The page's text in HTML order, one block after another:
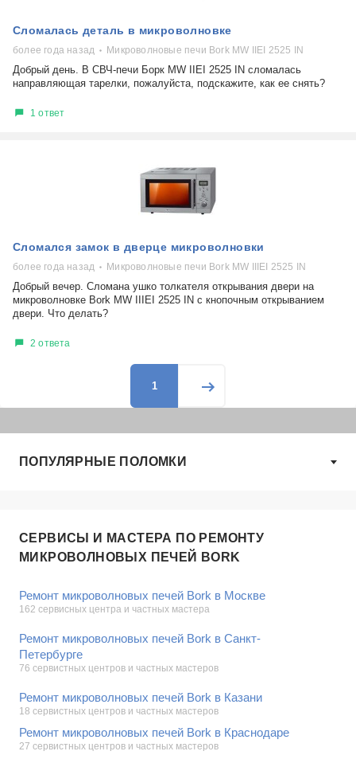
Сломалась деталь в микроволновке
более года назад Микроволновые печи Bork MW IIEI 2525 IN
Добрый день. В СВЧ-печи Борк MW IIEI 2525 IN сломалась
направляющая тарелки, пожалуйста, подскажите, как ее снять?
1 ответ
Сломался замок в дверце микроволновки
более года назад Микроволновые печи Bork MW IIIEI 2525 IN
Добрый вечер. Сломана ушко толкателя открывания двери на
микроволновке Bork MW IIIEI 2525 IN с кнопочным открыванием
двери. Что делать?
2 ответа
1
ПОПУЛЯРНЫЕ ПОЛОМКИ
СЕРВИСЫ И МАСТЕРА ПО РЕМОНТУ
МИКРОВОЛНОВЫХ ПЕЧЕЙ BORK
Ремонт микроволновых печей Bork в Москве
162 сервисных центра и частных мастера
Ремонт микроволновых печей Bork в Санкт-
Петербурге
76 сервистных центров и частных мастеров
Ремонт микроволновых печей Bork в Казани
18 сервистных центров и частных мастеров
Ремонт микроволновых печей Bork в Краснодаре
27 сервистных центров и частных мастеров